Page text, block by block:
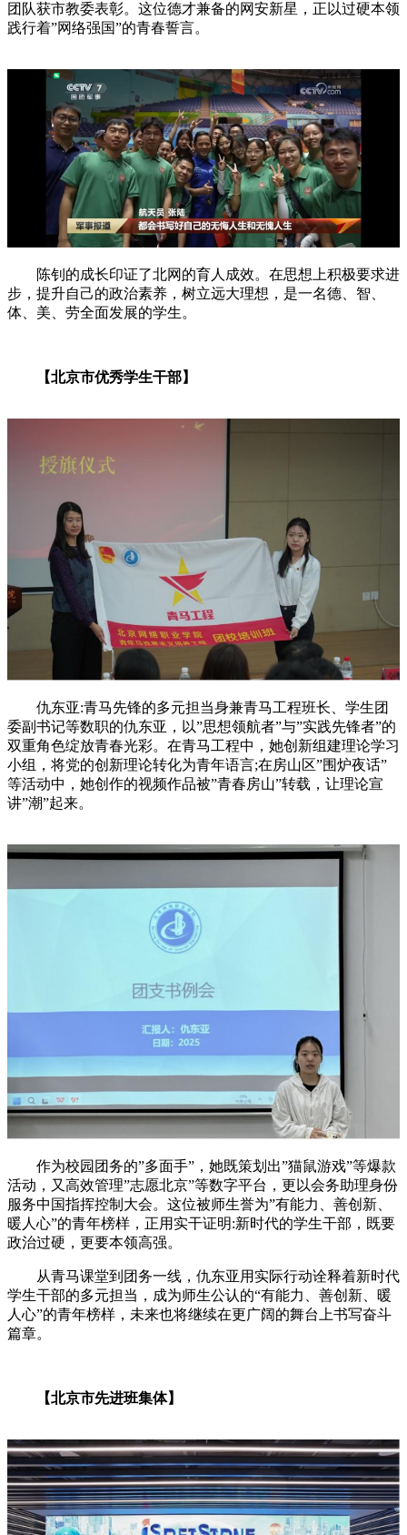
团队获市教委表彰。这位德才兼备的网安新星，正以过硬本领
践行着”网络强国”的青春誓言。
陈钊的成长印证了北网的育人成效。在思想上积极要求进
步，提升自己的政治素养，树立远大理想，是一名德、智、
体、美、劳全面发展的学生。
【北京市优秀学生干部】
仇东亚:青马先锋的多元担当身兼青马工程班长、学生团
委副书记等数职的仇东亚，以”思想领航者”与”实践先锋者”的
双重角色绽放青春光彩。在青马工程中，她创新组建理论学习
小组，将党的创新理论转化为青年语言;在房山区”围炉夜话”
等活动中，她创作的视频作品被”青春房山”转载，让理论宣
讲”潮”起来。
作为校园团务的”多面手”，她既策划出”猫鼠游戏”等爆款
活动，又高效管理”志愿北京”等数字平台，更以会务助理身份
服务中国指挥控制大会。这位被师生誉为”有能力、善创新、
暖人心”的青年榜样，正用实干证明:新时代的学生干部，既要
政治过硬，更要本领高强。
从青马课堂到团务一线，仇东亚用实际行动诠释着新时代
学生干部的多元担当，成为师生公认的“有能力、善创新、暖
人心”的青年榜样，未来也将继续在更广阔的舞台上书写奋斗
篇章。
【北京市先进班集体】